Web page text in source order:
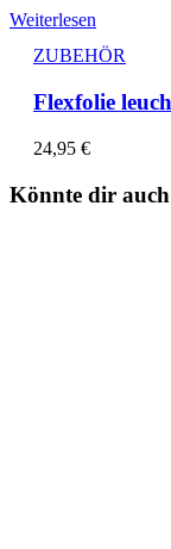
Weiterlesen
ZUBEHÖR
Flexfolie
24,95 €
Könnte dir